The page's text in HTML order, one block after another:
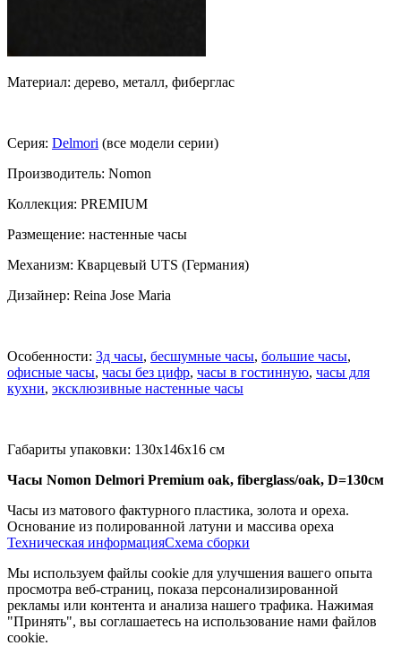
Материал: дерево, металл, фиберглас
Серия: Delmori (все модели серии)
Производитель: Nomon
Коллекция: PREMIUM
Размещение: настенные часы
Механизм: Кварцевый UTS (Германия)
Дизайнер: Reina Jose Maria
Особенности: 3д часы, бесшумные часы, большие часы,
офисные часы, часы без цифр, часы в гостинную, часы для
кухни, эксклюзивные настенные часы
Габариты упаковки: 130x146x16 см
Часы Nomon Delmori Premium oak, fiberglass/oak, D=130см
Часы из матового фактурного пластика, золота и ореха.
Основание из полированной латуни и массива ореха
Техническая информацияСхема сборки
Мы используем файлы cookie для улучшения вашего опыта
просмотра веб-страниц, показа персонализированной
рекламы или контента и анализа нашего трафика. Нажимая
"Принять", вы соглашаетесь на использование нами файлов
cookie.